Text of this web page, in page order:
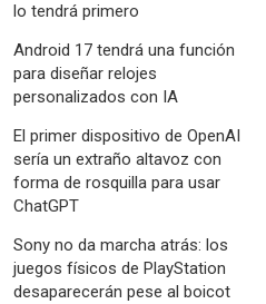
lo tendrá primero
Android 17 tendrá una función
para diseñar relojes
personalizados con IA
El primer dispositivo de OpenAI
sería un extraño altavoz con
forma de rosquilla para usar
ChatGPT
Sony no da marcha atrás: los
juegos físicos de PlayStation
desaparecerán pese al boicot